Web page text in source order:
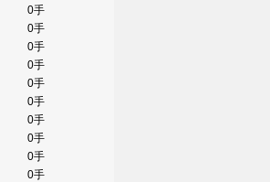
0手
0手
0手
0手
0手
0手
0手
0手
0手
0手